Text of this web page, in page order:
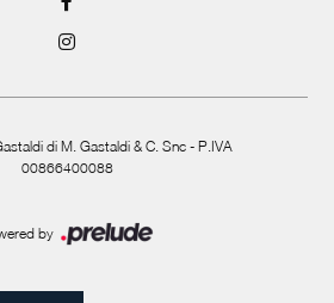
di M. Gastaldi & C. Snc - P.IVA
00866400088
by